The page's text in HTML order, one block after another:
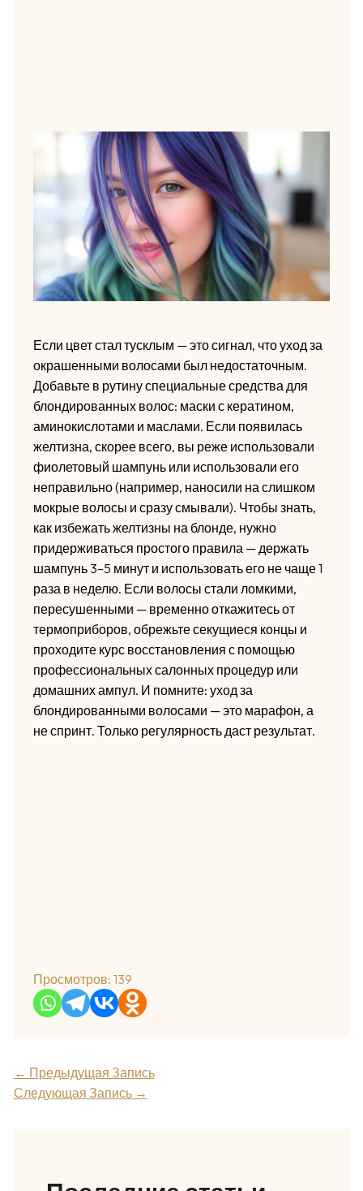
Если цвет стал тусклым — это сигнал, что уход за
окрашенными волосами был недостаточным.
Добавьте в рутину специальные средства для
блондированных волос: маски с кератином,
аминокислотами и маслами. Если появилась
желтизна, скорее всего, вы реже использовали
фиолетовый шампунь или использовали его
неправильно (например, наносили на слишком
мокрые волосы и сразу смывали). Чтобы знать,
как избежать желтизны на блонде, нужно
придерживаться простого правила — держать
шампунь 3–5 минут и использовать его не чаще 1
раза в неделю. Если волосы стали ломкими,
пересушенными — временно откажитесь от
термоприборов, обрежьте секущиеся концы и
проходите курс восстановления с помощью
профессиональных салонных процедур или
домашних ампул. И помните: уход за
блондированными волосами — это марафон, а
не спринт. Только регулярность даст результат.
Просмотров: 139
← Предыдущая Запись
Следующая Запись →